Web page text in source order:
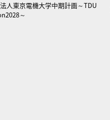
人東京電機大学中期計画～TDU
～